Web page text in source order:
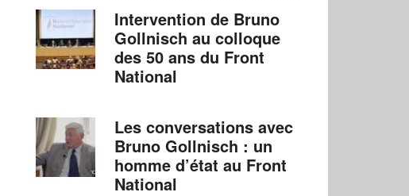
Intervention de Bruno
Gollnisch au colloque
des 50 ans du Front
National
Les conversations avec
Bruno Gollnisch : un
homme d’état au Front
National